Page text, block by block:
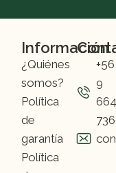
Información
¿Quiénes
somos?
Política
de
garantía
Política
+56
9